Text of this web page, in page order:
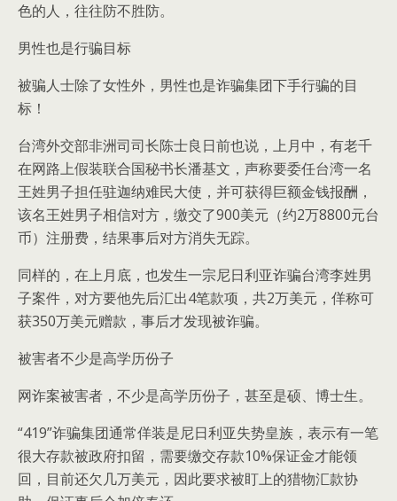
色的人，往往防不胜防。
男性也是行骗目标
被骗人士除了女性外，男性也是诈骗集团下手行骗的目
标！
台湾外交部非洲司司长陈士良日前也说，上月中，有老千
在网路上假装联合国秘书长潘基文，声称要委任台湾一名
王姓男子担任驻迦纳难民大使，并可获得巨额金钱报酬，
该名王姓男子相信对方，缴交了900美元（约2万8800元台
币）注册费，结果事后对方消失无踪。
同样的，在上月底，也发生一宗尼日利亚诈骗台湾李姓男
子案件，对方要他先后汇出4笔款项，共2万美元，佯称可
获350万美元赠款，事后才发现被诈骗。
被害者不少是高学历份子
网诈案被害者，不少是高学历份子，甚至是硕、博士生。
“419”诈骗集团通常佯装是尼日利亚失势皇族，表示有一笔
很大存款被政府扣留，需要缴交存款10%保证金才能领
回，目前还欠几万美元，因此要求被盯上的猎物汇款协